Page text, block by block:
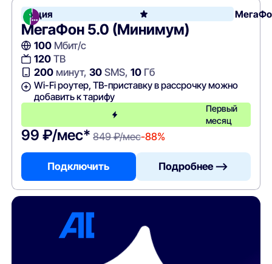
Акция
МегаФон 5.0 (Минимум)
100Мбит/с
120ТВ
200минут, 30SMS, 10Гб
Wi-Fi роутер, ТВ-приставку в рассрочку можно
добавить к тарифу
Первый
месяц
99 ₽/мес* 849 ₽/мес-88%
Подключить Подробнее —>